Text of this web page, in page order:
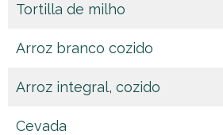
Tortilla de milho
Arroz branco cozido
Arroz integral, cozido
Cevada